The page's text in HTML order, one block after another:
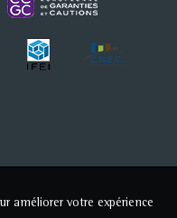
améliorer votre expérience